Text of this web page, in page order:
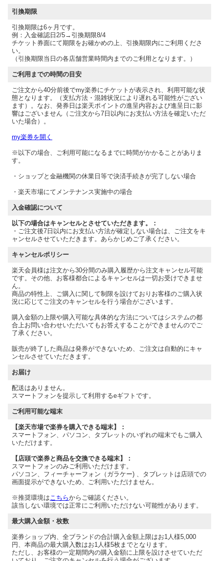
引換期限
引換期限は6ヶ月です。
例：入金確認日2/5→引換期限8/4
チケット券面にて期限をお確かめの上、引換期限内にご利用くださ
い。
（引換期限当日の各店舗営業時間内までのご利用となります。）
ご利用までの時間の目安
ご注文から40分前後でmy楽券にチケットが表示され、利用可能な状
態となります。（支払方法・混雑状況により遅れる可能性がござい
ます）。なお、発券日は楽天ポイントの進呈内容および進呈日に影
響はございません（ご注文から7日以内にお支払い方法を確定いただ
いた場合）。
my楽券を開く
※以下の場合、ご利用可能になるまでに時間がかかることがありま
す。
・ショップと金融機関の休業日等で決済手続きが完了しない場合
・楽天市場にてメンテナンス実施中の場合
入金確認について
以下の場合はキャンセルとさせていただきます。：
・ご注文後7日以内にお支払い方法が確定しない場合は、ご注文をキ
ャンセルさせていただきます。あらかじめご了承ください。
キャンセルポリシー
楽天会員様は注文から30分間のみ購入履歴から注文キャンセル可能
です。その他、お客様都合によるキャンセルは一切お受けできませ
ん。
商品の特性上、ご購入に関して制限を設けておりお客様のご購入状
況に応じてご注文のキャンセルを行う場合がございます。
購入金額の上限や購入可能な具体的な方法についてはシステムの都
合上お問い合わせいただいてもお答えすることができませんのでご
了承ください。
販売が終了した商品は発券ができないため、ご注文は自動的にキャ
ンセルさせていただきます。
お届け
配送はありません。
スマートフォンを提示して利用するeギフトです。
ご利用可能な端末
【楽天市場で楽券を購入できる端末】：
スマートフォン、パソコン、タブレットのいずれの端末でもご購入
いただけます。
【店頭で楽券と商品を交換できる端末】：
スマートフォンのみご利用いただけます。
パソコン、フィーチャーフォン（ガラケー) 、タブレットは店頭での
画面提示ができないため、ご利用いただけません。
※推奨環境は こちらからご確認ください。
該当しない環境では正常にご利用いただけない可能性があります。
最大購入金額・枚数
楽券ショップ内、全ブランドの合計購入金額上限はお1人様5,000
円、本商品の最大購入数はお1人様5枚までとなります。
ただし、お客様の一定期間内の購入金額に上限を設けさせていただ